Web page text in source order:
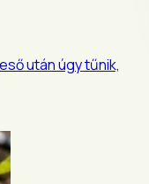
után úgy tűnik,